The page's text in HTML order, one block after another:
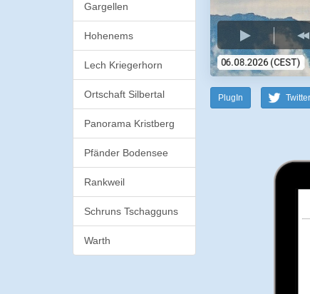
Gargellen
Hohenems
Lech Kriegerhorn
Ortschaft Silbertal
Panorama Kristberg
Pfänder Bodensee
Rankweil
Schruns Tschagguns
Warth
PlugIn